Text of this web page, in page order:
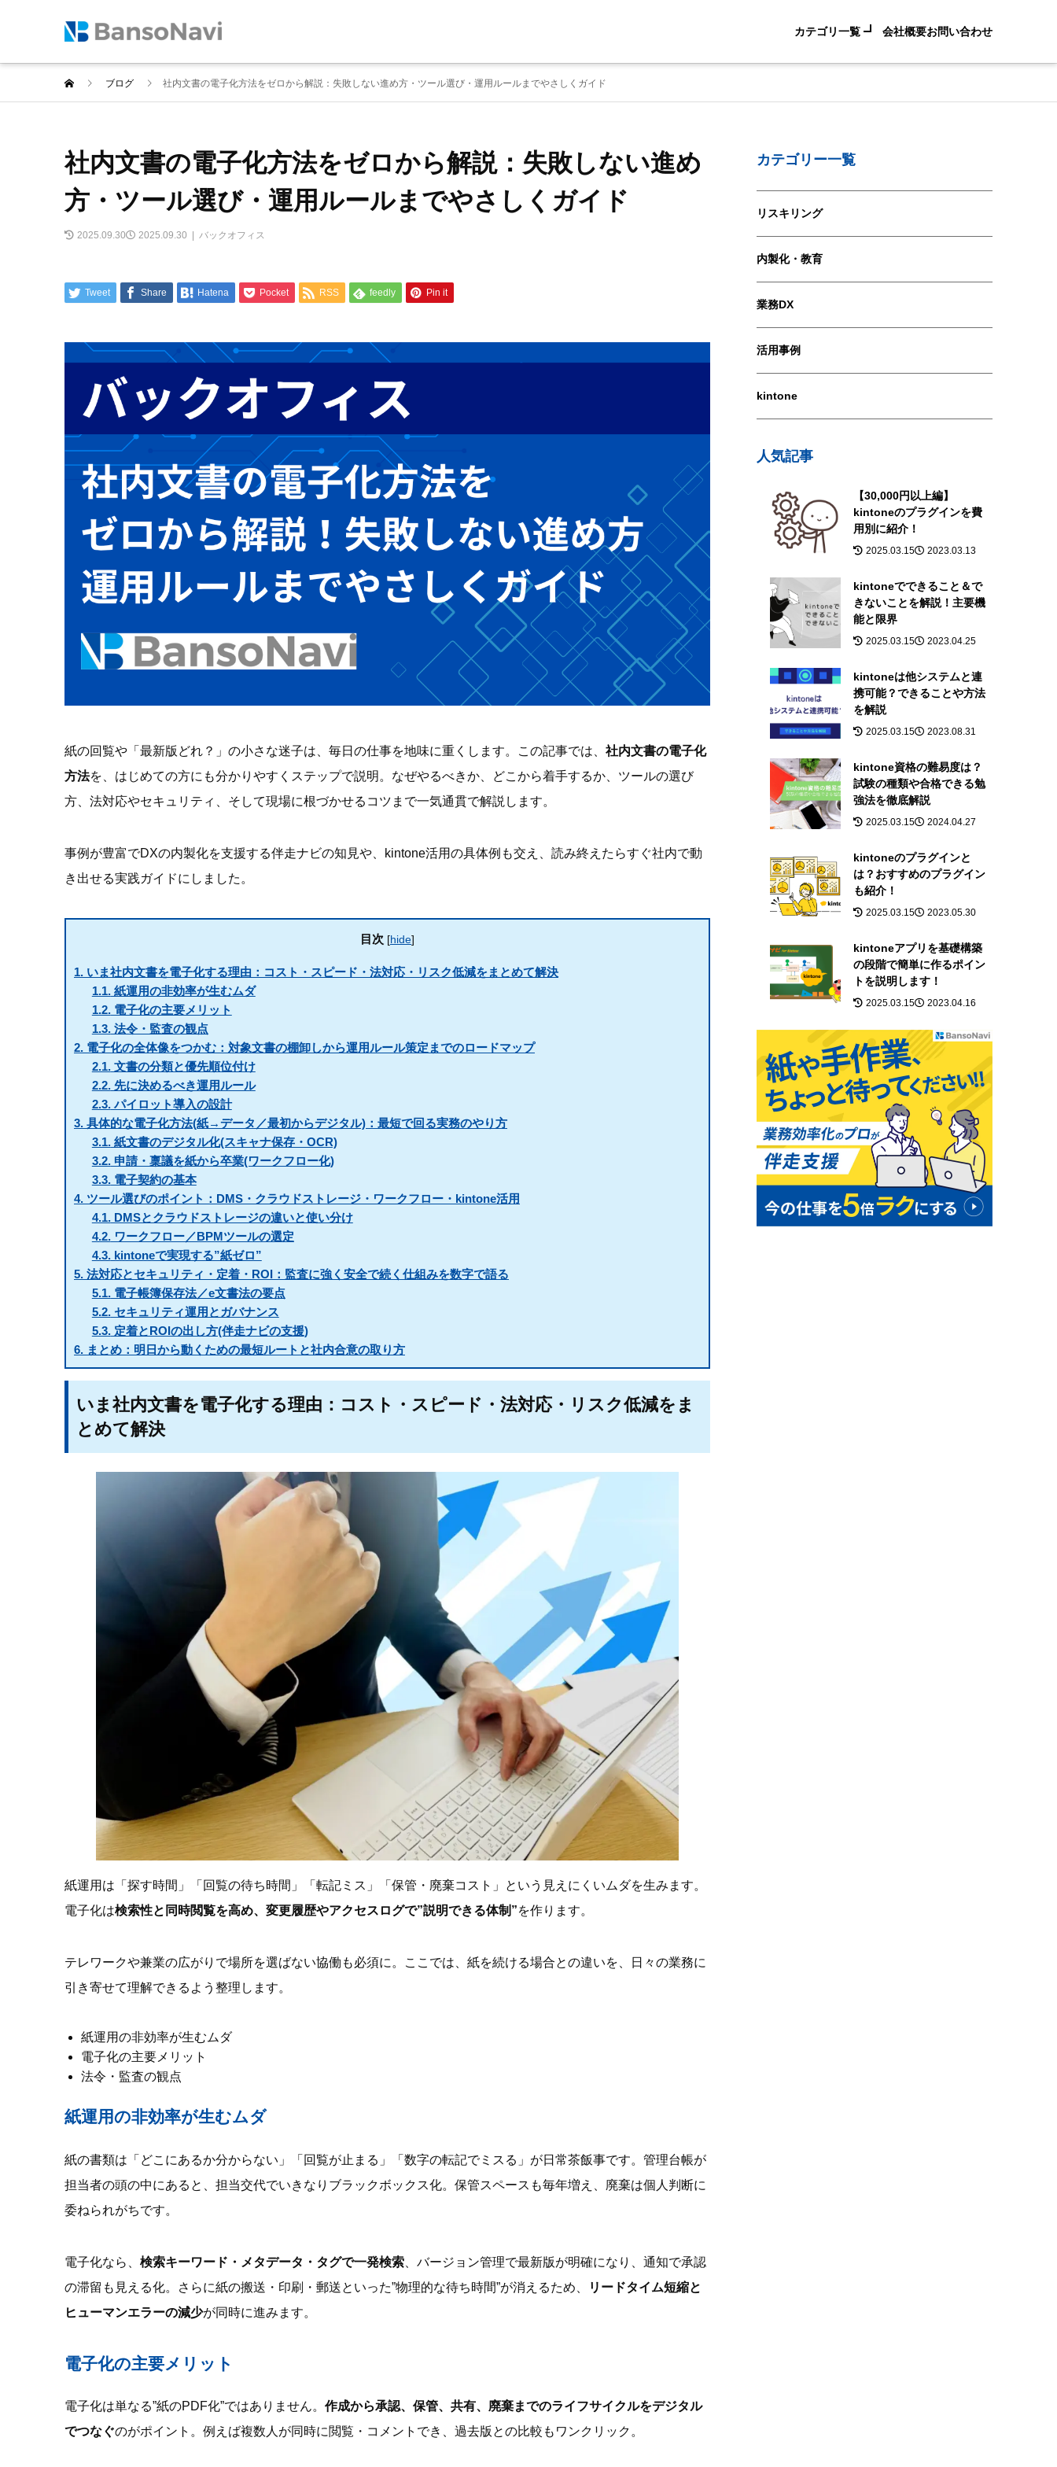
カテゴリ一覧 会社概要お問い合わせ
ブログ 社内文書の電子化方法をゼロから解説：失敗しない進め方・ツール選び・運用ルールまでやさしくガイド
社内文書の電子化方法をゼロから解説：失敗しない進め
方・ツール選び・運用ルールまでやさしくガイド
2025.09.30 2025.09.30 バックオフィス
Tweet Share Hatena Pocket RSS feedly Pin it
紙の回覧や「最新版どれ？」の小さな迷子は、毎日の仕事を地味に重くします。この記事では、 社内文書の電子化
方法を、はじめての方にも分かりやすくステップで説明。なぜやるべきか、どこから着手するか、ツールの選び
方、法対応やセキュリティ、そして現場に根づかせるコツまで一気通貫で解説します。
事例が豊富でDXの内製化を支援する伴走ナビの知見や、kintone活用の具体例も交え、読み終えたらすぐ社内で動
き出せる実践ガイドにしました。
目次 [hide]
1. いま社内文書を電子化する理由：コスト・スピード・法対応・リスク低減をまとめて解決
1.1.紙運用の非効率が生むムダ
1.2.電子化の主要メリット
1.3.法令・監査の観点
2. 電子化の全体像をつかむ：対象文書の棚卸しから運用ルール策定までのロードマップ
2.1.文書の分類と優先順位付け
2.2.先に決めるべき運用ルール
2.3.パイロット導入の設計
3. 具体的な電子化方法(紙→データ／最初からデジタル)：最短で回る実務のやり方
3.1.紙文書のデジタル化(スキャナ保存・OCR)
3.2.申請・稟議を紙から卒業(ワークフロー化)
3.3.電子契約の基本
4. ツール選びのポイント：DMS・クラウドストレージ・ワークフロー・kintone活用
4.1.DMSとクラウドストレージの違いと使い分け
4.2.ワークフロー／BPMツールの選定
4.3.kintoneで実現する”紙ゼロ”
5. 法対応とセキュリティ・定着・ROI：監査に強く安全で続く仕組みを数字で語る
5.1.電子帳簿保存法／e文書法の要点
5.2.セキュリティ運用とガバナンス
5.3.定着とROIの出し方(伴走ナビの支援)
6. まとめ：明日から動くための最短ルートと社内合意の取り方
いま社内文書を電子化する理由：コスト・スピード・法対応・リスク低減をま
とめて解決
紙運用は「探す時間」「回覧の待ち時間」「転記ミス」「保管・廃棄コスト」という見えにくいムダを生みます。
電子化は検索性と同時閲覧を高め、変更履歴やアクセスログで”説明できる体制”を作ります。
テレワークや兼業の広がりで場所を選ばない協働も必須に。ここでは、紙を続ける場合との違いを、日々の業務に
引き寄せて理解できるよう整理します。
紙運用の非効率が生むムダ
電子化の主要メリット
法令・監査の観点
紙運用の非効率が生むムダ
紙の書類は「どこにあるか分からない」「回覧が止まる」「数字の転記でミスる」が日常茶飯事です。管理台帳が
担当者の頭の中にあると、担当交代でいきなりブラックボックス化。保管スペースも毎年増え、廃棄は個人判断に
委ねられがちです。
電子化なら、 検索キーワード・メタデータ・タグで一発検索 、バージョン管理で最新版が明確になり、通知で承認
の滞留も見える化。さらに紙の搬送・印刷・郵送といった”物理的な待ち時間”が消えるため、
リードタイム短縮と
ヒューマンエラーの減少が同時に進みます。
電子化の主要メリット
電子化は単なる”紙のPDF化”ではありません。 作成から承認、保管、共有、廃棄までのライフサイクルをデジタル
でつなぐのがポイント。例えば複数人が同時に閲覧・コメントでき、過去版との比較もワンクリック。
カテゴリー一覧
リスキリング
内製化・教育
業務DX
活用事例
kintone
人気記事
【30,000円以上編】
kintoneのプラグインを費
用別に紹介！
2025.03.15 2023.03.13
kintoneでできること＆で
きないことを解説！主要機
能と限界
2025.03.15 2023.04.25
kintoneは他システムと連
携可能？できることや方法
を解説
2025.03.15 2023.08.31
kintone資格の難易度は？
試験の種類や合格できる勉
強法を徹底解説
2025.03.15 2024.04.27
kintoneのプラグインと
は？おすすめのプラグイン
も紹介！
2025.03.15 2023.05.30
kintoneアプリを基礎構築
の段階で簡単に作るポイン
トを説明します！
2025.03.15 2023.04.16